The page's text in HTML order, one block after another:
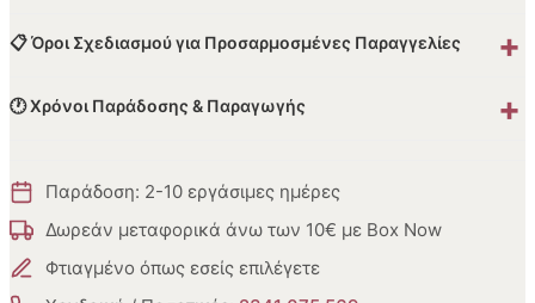
📋 Όροι Σχεδιασμού για Προσαρμοσμένες Παραγγελίες +
🕐 Χρόνοι Παράδοσης & Παραγωγής +
Παράδοση: 2-10 εργάσιμες ημέρες
Δωρεάν μεταφορικά άνω των 10€ με Box Now
Φτιαγμένο όπως εσείς επιλέγετε